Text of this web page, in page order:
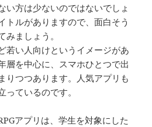
い方は少ないのではないでしょ
トルがありますので、面白そう
みましょう。
若い人向けというイメージがあ
層を中心に、スマホひとつで出
りつつあります。人気アプリも
ているのです。
アプリは、学生を対象にした